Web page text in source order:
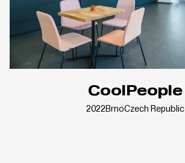
CoolPeople
2022BrnoCzech Republic